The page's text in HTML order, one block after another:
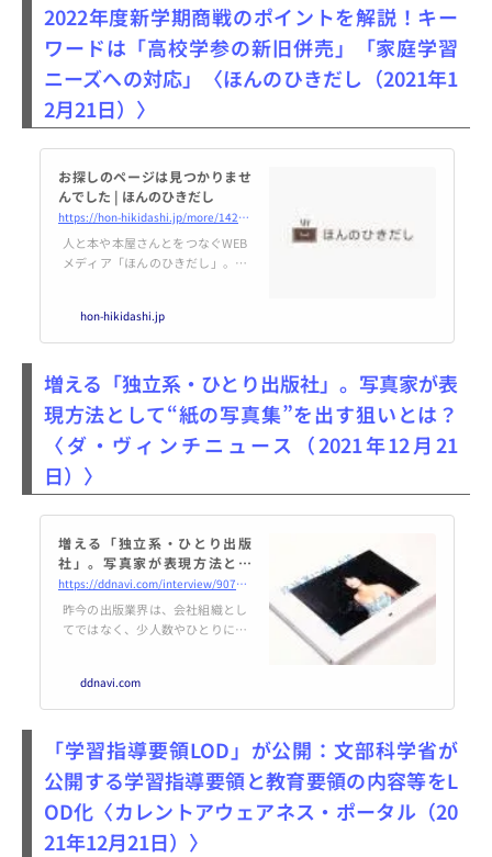
2022年度新学期商戦のポイントを解説！キー
ワードは「高校学参の新旧併売」「家庭学習
ニーズへの対応」〈ほんのひきだし（2021年1
2月21日）〉
お探しのページは見つかりませ
んでした | ほんのひきだし
https://hon-hikidashi.jp/more/142651/
人と本や本屋さんとをつなぐWEB
メディア「ほんのひきだし」。本
す。hon-hikidashi.jp
増える「独立系・ひとり出版社」。写真家が表
現方法として“紙の写真集”を出す狙いとは？
〈ダ・ヴィンチニュース（2021年12月21
日）〉
増える「独立系・ひとり出版
社」。写真家が表現方法とし
て“紙の写真集”を出す狙いと
は？ | ダ・ヴィンチWeb
https://ddnavi.com/interview/907338/a/
昨今の出版業界は、会社組織とし
てではなく、少人数やひとりによ
呼ばれ、大手取次（問屋）を通さ
ず、小取次や直接書店と取引をす
い”が注目されている。 出版社
ddnavi.com
「学習指導要領LOD」が公開：文部科学省が
公開する学習指導要領と教育要領の内容等をL
OD化〈カレントアウェアネス・ポータル（20
21年12月21日）〉